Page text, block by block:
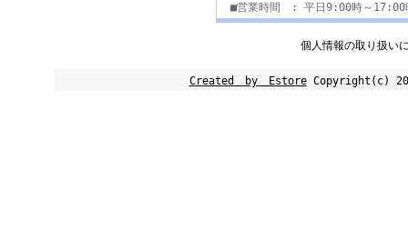
■営業時間 : 平日9:00時～17:00
個人情報の取り扱い
Created by EstoreCopyright(c)